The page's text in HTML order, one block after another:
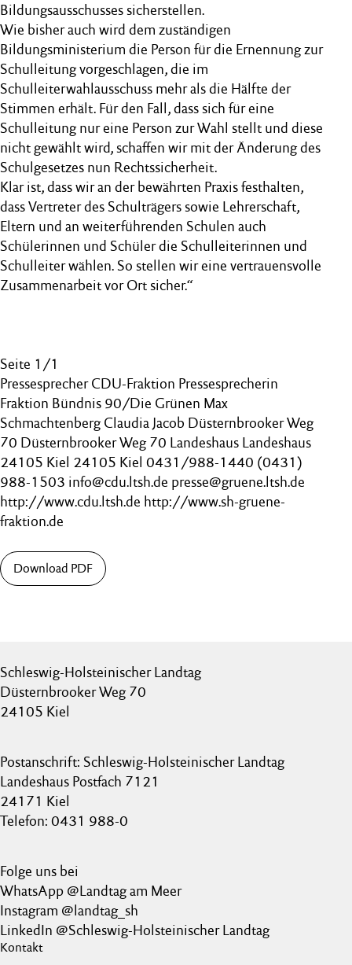
Bildungsausschusses sicherstellen.
Wie bisher auch wird dem zuständigen
Bildungsministerium die Person für die Ernennung zur
Schulleitung vorgeschlagen, die im
Schulleiterwahlausschuss mehr als die Hälfte der
Stimmen erhält. Für den Fall, dass sich für eine
Schulleitung nur eine Person zur Wahl stellt und diese
nicht gewählt wird, schaffen wir mit der Änderung des
Schulgesetzes nun Rechtssicherheit.
Klar ist, dass wir an der bewährten Praxis festhalten,
dass Vertreter des Schulträgers sowie Lehrerschaft,
Eltern und an weiterführenden Schulen auch
Schülerinnen und Schüler die Schulleiterinnen und
Schulleiter wählen. So stellen wir eine vertrauensvolle
Zusammenarbeit vor Ort sicher.“
Seite 1/1
Pressesprecher CDU-Fraktion Pressesprecherin
Fraktion Bündnis 90/Die Grünen Max
Schmachtenberg Claudia Jacob Düsternbrooker Weg
70 Düsternbrooker Weg 70 Landeshaus Landeshaus
24105 Kiel 24105 Kiel 0431/988-1440 (0431)
988-1503 info@cdu.ltsh.de presse@gruene.ltsh.de
http://www.cdu.ltsh.de http://www.sh-gruene-
fraktion.de
Download PDF
Schleswig-Holsteinischer Landtag
Düsternbrooker Weg 70
24105 Kiel
Postanschrift: Schleswig-Holsteinischer Landtag
Landeshaus Postfach 7121
24171 Kiel
Telefon: 0431 988-0
Folge uns bei
WhatsApp @Landtag am Meer
Instagram @landtag_sh
LinkedIn @Schleswig-Holsteinischer Landtag
Kontakt